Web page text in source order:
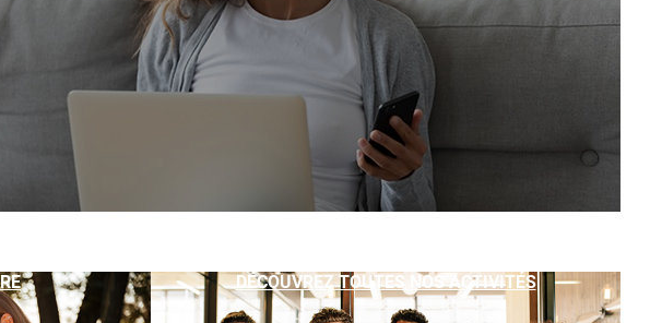
DÉCOUVREZ TOUTES NOS ACTIVITÉS